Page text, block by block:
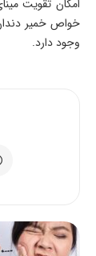
امکان تقویت
خواص خمیر دندان
وجود دارد.